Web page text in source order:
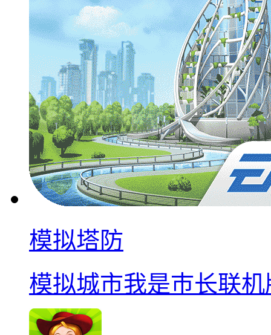
模拟塔防
模拟城市我是巿长联机